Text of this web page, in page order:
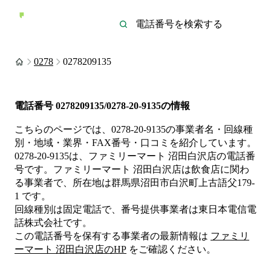
0278 0278209135
電話番号 0278209135/0278-20-9135の情報
こちらのページでは、 0278-20-9135の事業者名・回線種
別・地域・業界・FAX番号・口コミを紹介しています。
0278-20-9135は、 ファミリーマート 沼田白沢店の電話番
号です。 ファミリーマート 沼田白沢店は飲食店に関わ
る事業者で、所在地は群馬県沼田市白沢町上古語父179-
1 です。
回線種別は固定電話で、番号提供事業者は東日本電信電
話株式会社です。
この電話番号を保有する事業者の最新情報は ファミリ
ーマート 沼田白沢店のHP をご確認ください。